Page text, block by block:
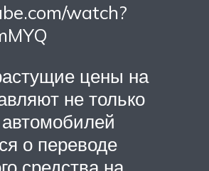
watch?
цены на
не только
о переводе